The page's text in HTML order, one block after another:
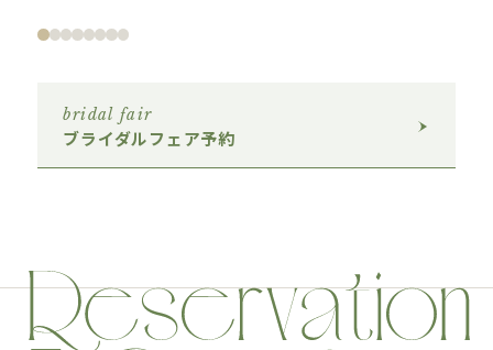
bridal fair
ブライダルフェア予約